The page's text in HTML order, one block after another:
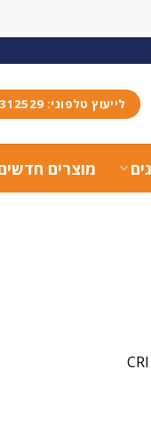
לייעוץ טלפוני: 077-2312529
מוצרים